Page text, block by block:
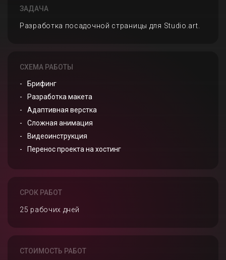
ЗАДАЧА
Разработка посадочной страницы для Studio.art.
СХЕМА РАБОТЫ
Брифинг
Разработка макета
Адаптивная верстка
Сложная анимация
Видеоинструкция
Перенос проекта на хостинг
СРОК РАБОТ
25 рабочих дней
СТОИМОСТЬ РАБОТ